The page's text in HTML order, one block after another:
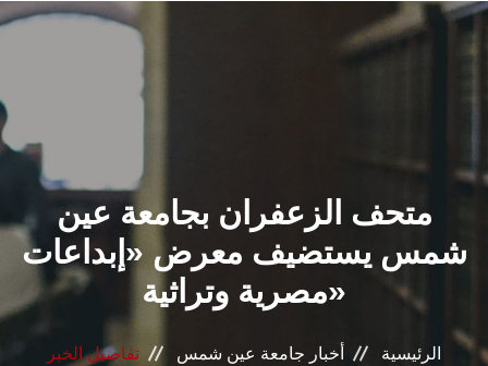
الرئيسيـة
القطاعـات
الشئون الأكاديمية
البحث العلمي
متحف الزعفران بجامعة عين
شمس يستضيف معرض «إبداعات
مصرية وتراثية»
الرئيسية أخبار جامعة عين شمس تفاصيل الخبر